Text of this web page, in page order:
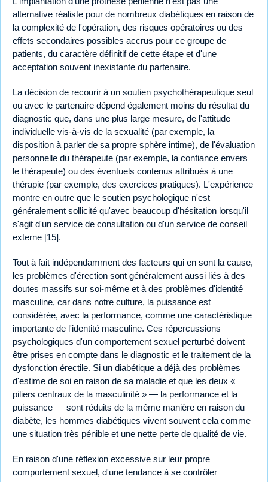
alternative réaliste pour de nombreux diabétiques en raison de
la complexité de l'opération, des risques opératoires ou des
effets secondaires possibles accrus pour ce groupe de
patients, du caractère définitif de cette étape et d'une
acceptation souvent inexistante du partenaire.
La décision de recourir à un soutien psychothérapeutique seul
ou avec le partenaire dépend également moins du résultat du
diagnostic que, dans une plus large mesure, de l'attitude
individuelle vis-à-vis de la sexualité (par exemple, la
disposition à parler de sa propre sphère intime), de l'évaluation
personnelle du thérapeute (par exemple, la confiance envers
le thérapeute) ou des éventuels contenus attribués à une
thérapie (par exemple, des exercices pratiques). L'expérience
montre en outre que le soutien psychologique n'est
généralement sollicité qu'avec beaucoup d'hésitation lorsqu'il
s'agit d'un service de consultation ou d'un service de conseil
externe [15].
Tout à fait indépendamment des facteurs qui en sont la cause,
les problèmes d'érection sont généralement aussi liés à des
doutes massifs sur soi-même et à des problèmes d'identité
masculine, car dans notre culture, la puissance est
considérée, avec la performance, comme une caractéristique
importante de l'identité masculine. Ces répercussions
psychologiques d'un comportement sexuel perturbé doivent
être prises en compte dans le diagnostic et le traitement de la
dysfonction érectile. Si un diabétique a déjà des problèmes
d'estime de soi en raison de sa maladie et que les deux «
piliers centraux de la masculinité » — la performance et la
puissance — sont réduits de la même manière en raison du
diabète, les hommes diabétiques vivent souvent cela comme
une situation très pénible et une nette perte de qualité de vie.
En raison d'une réflexion excessive sur leur propre
comportement sexuel, d'une tendance à se contrôler